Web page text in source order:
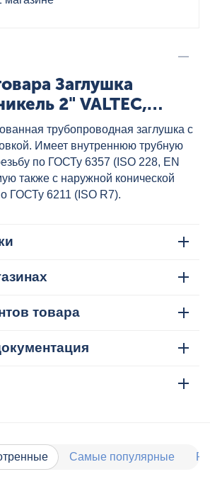
Заглушка
2" VALTEC,
трубопроводная заглушка с
Имеет внутреннюю трубную
по ГОСТу 6357 (ISO 228, EN
также с наружной конической
ГОСТу 6211 (ISO R7).
товара
Самые популярные